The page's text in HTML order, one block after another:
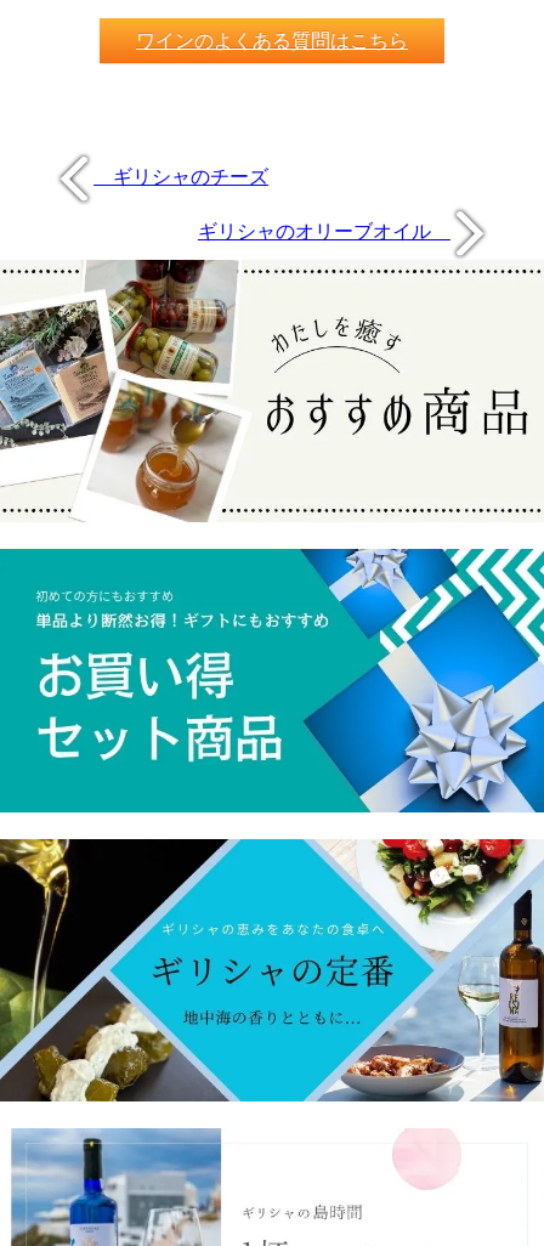
ワインのよくある質問はこちら
ギリシャのチーズ
ギリシャのオリーブオイル